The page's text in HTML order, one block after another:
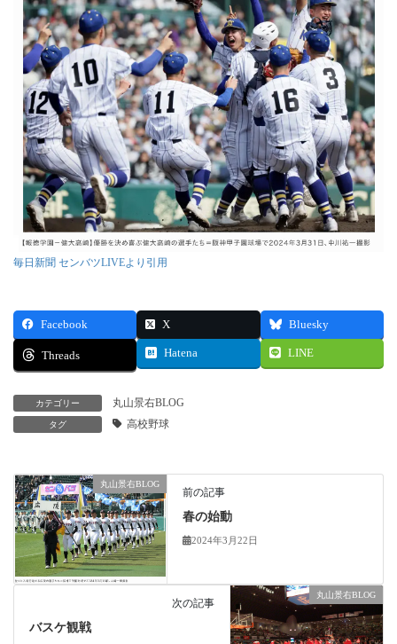
毎日新聞 センバツLIVEより引用
Facebook X Bluesky
Threads Hatena LINE
カテゴリー 丸山景右BLOG
タグ 高校野球
丸山景右BLOG
前の記事
春の始動
2024年3月22日
丸山景右BLOG
次の記事
バスケ観戦